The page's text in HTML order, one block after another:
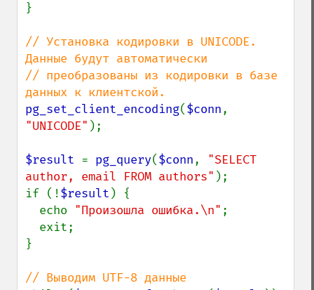
}
// Установка кодировки в UNICODE.
Данные будут автоматически
// преобразованы из кодировки в базе
pg_set_client_encoding($conn
"UNICODE" );
$result = pg_query($conn, "SELECT
author, email FROM authors" );
if (!$result ) {
  echo
"Произошла ошибка.\n" ;
}